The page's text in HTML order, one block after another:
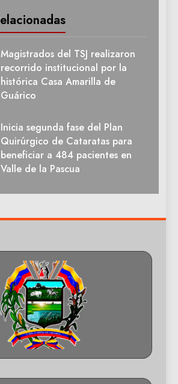
Magistrados del TSJ realizaron
recorrido institucional por la
histórica Casa Amarilla de
Guárico
Inicia segunda fase del Plan
Quirúrgico de Cataratas para
beneficiar a 484 pacientes en
Valle de la Pascua